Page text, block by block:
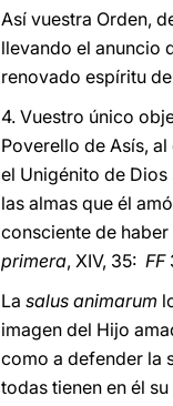
Así vuestra Orden,
llevando el anuncio
renovado espíritu
4. Vuestro único
Poverello de Asís,
el Unigénito de
las almas que él
consciente de
primera, XIV, 35: FF
La salus animarum
imagen del Hijo
como a defender la
todas tienen en él